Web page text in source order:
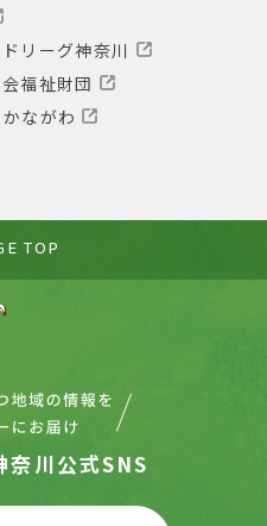
リーグ神奈川
福祉財団
ながわ
TOP
奈川公式SNS